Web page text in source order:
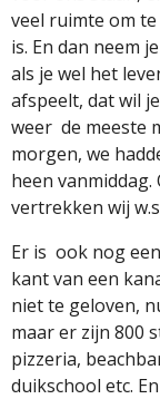
veel ruimte om
is. En dan neem
als je wel het
afspeelt, dat wil
weer de meeste
morgen, we
heen
vertrekken wij
Er is ook nog
kant van een
niet te geloven,
maar er zijn 800
pizzeria,
duikschool etc.